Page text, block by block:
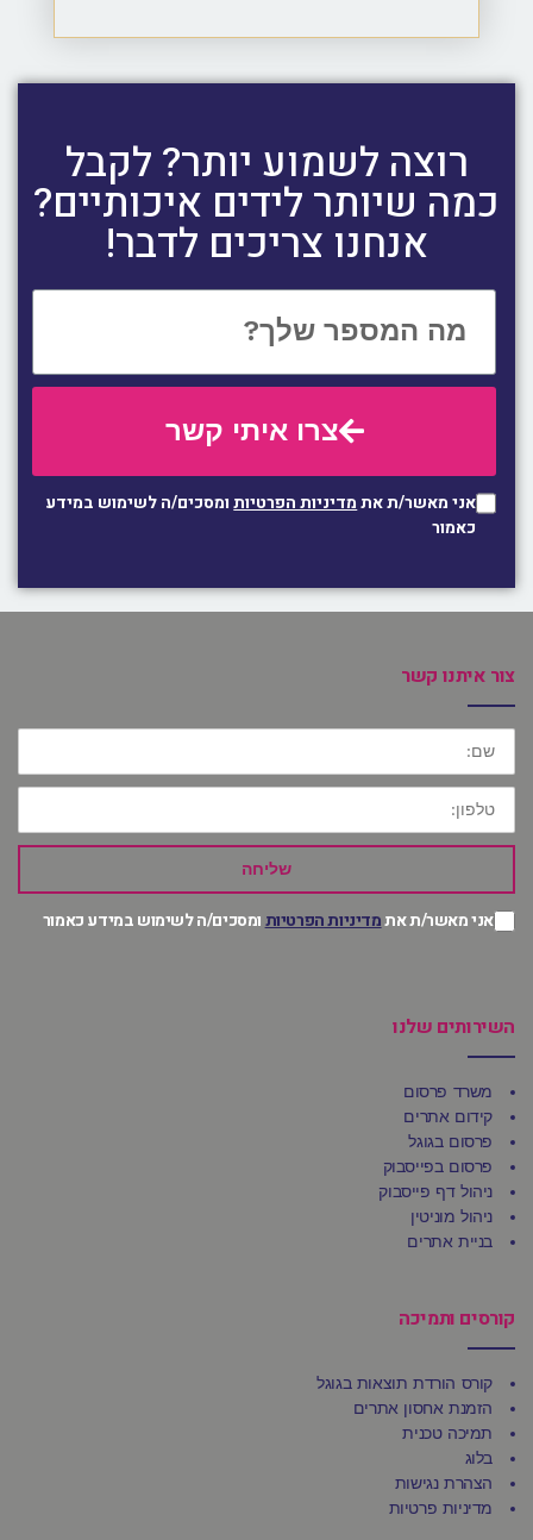
רוצה לשמוע יותר? לקבל
כמה שיותר לידים איכותיים?
אנחנו צריכים לדבר!
צרו איתי קשר
אני מאשר/ת אתמדיניות הפרטיותומסכים/ה לשימוש במידע
כאמור
צור איתנו קשר
שם:
טלפון:
שליחה
אני מאשר/ת אתמדיניות הפרטיותומסכים/ה לשימוש במידע כאמור
השירותים שלנו
משרד פרסום
קידום אתרים
פרסום בגוגל
פרסום בפייסבוק
ניהול דף פייסבוק
ניהול מוניטין
בניית אתרים
קורסים ותמיכה
קורס הורדת תוצאות בגוגל
הזמנת אחסון אתרים
תמיכה טכנית
בלוג
הצהרת נגישות
מדיניות פרטיות